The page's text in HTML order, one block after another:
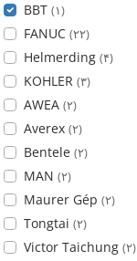
BBT (۱)
FANUC (۲۲)
Helmerding (۴)
KOHLER (۳)
AWEA (۲)
Averex (۲)
Bentele (۲)
MAN (۲)
Maurer Gép (۲)
Tongtai (۲)
Victor Taichung (۲)